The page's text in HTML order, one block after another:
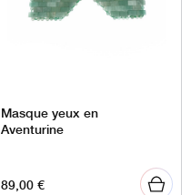
Masque yeux en
Aventurine
89,00€